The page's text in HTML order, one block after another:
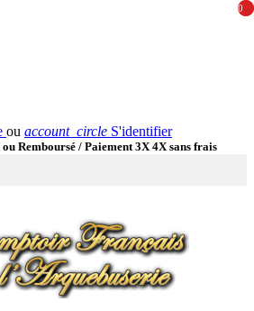
ou account_circle S'identifier
Remboursé / Paiement 3X 4X sans frais
0
0